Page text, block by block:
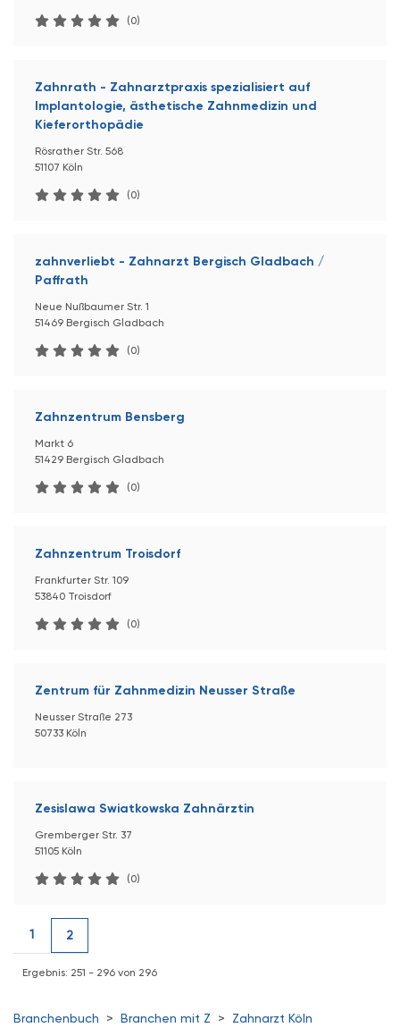
(0)
Zahnrath - Zahnarztpraxis spezialisiert auf
Implantologie, ästhetische Zahnmedizin und
Kieferorthopädie
Rösrather Str. 568
51107 Köln
(0)
zahnverliebt - Zahnarzt Bergisch Gladbach /
Paffrath
Neue Nußbaumer Str. 1
51469 Bergisch Gladbach
(0)
Zahnzentrum Bensberg
Markt 6
51429 Bergisch Gladbach
(0)
Zahnzentrum Troisdorf
Frankfurter Str. 109
53840 Troisdorf
(0)
Zentrum für Zahnmedizin Neusser Straße
Neusser Straße 273
50733 Köln
Zesislawa Swiatkowska Zahnärztin
Gremberger Str. 37
51105 Köln
(0)
1 2
Ergebnis: 251 - 296 von 296
Branchenbuch > Branchen mit Z > Zahnarzt Köln